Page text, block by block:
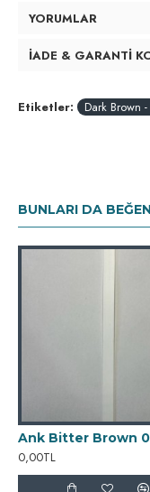
YORUMLAR
İADE & GARANTI
Etiketler: Dark Brown
BUNLARI DA
Ank Bitter Brown
0,00TL